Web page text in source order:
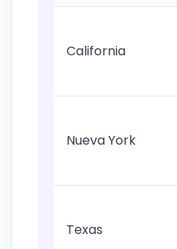
California
Nueva York
Texas